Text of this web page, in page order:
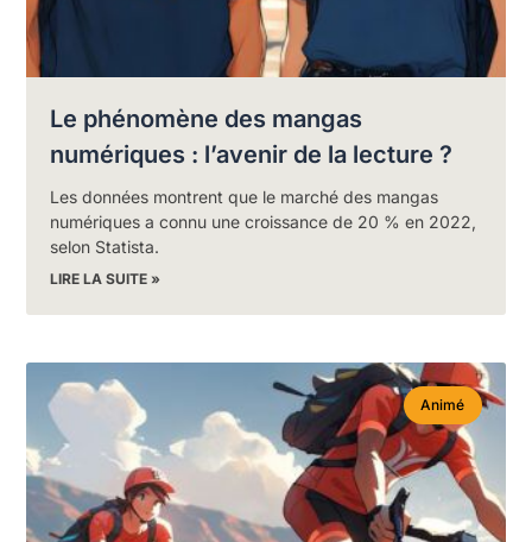
Le phénomène des mangas
numériques : l’avenir de la lecture ?
Les données montrent que le marché des mangas
numériques a connu une croissance de 20 % en 2022,
selon Statista.
LIRE LA SUITE »
Animé